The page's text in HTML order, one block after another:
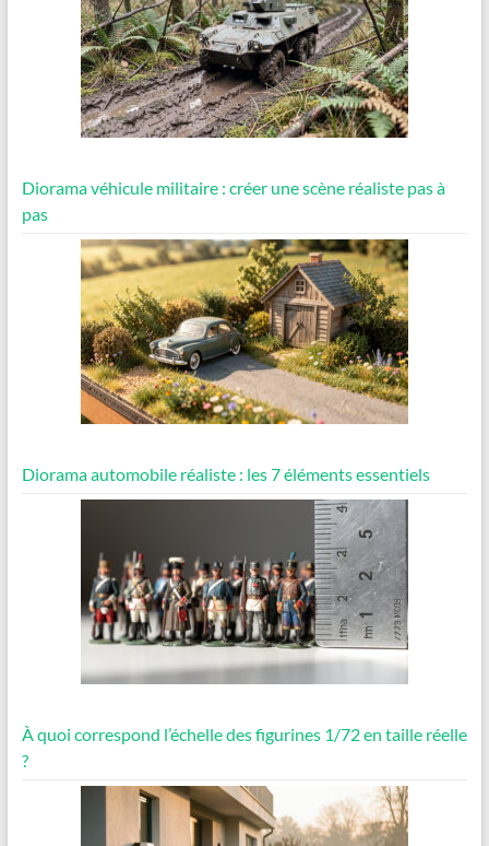
Diorama véhicule militaire : créer une scène réaliste pas à
pas
Diorama automobile réaliste : les 7 éléments essentiels
À quoi correspond l’échelle des figurines 1/72 en taille réelle
?